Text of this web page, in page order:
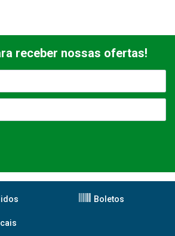
receber nossas ofertas!
Boletos